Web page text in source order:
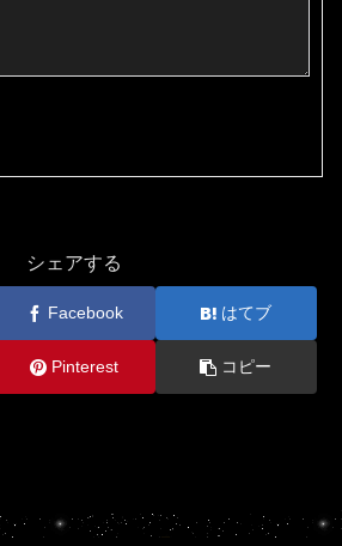
シェアする
Facebook はてブ
Pinterest コピー